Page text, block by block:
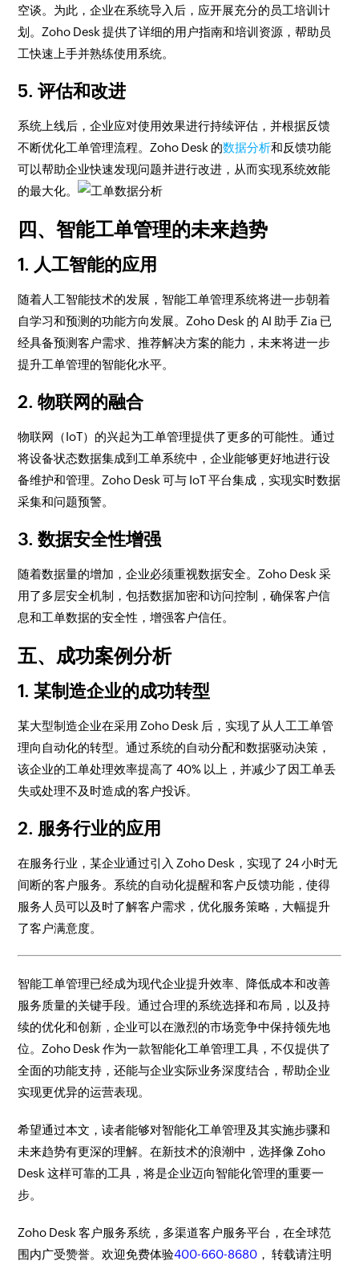
空谈。为此，企业在系统导入后，应开展充分的员工培训计
划。Zoho Desk 提供了详细的用户指南和培训资源，帮助员
工快速上手并熟练使用系统。
5. 评估和改进
系统上线后，企业应对使用效果进行持续评估，并根据反馈
不断优化工单管理流程。Zoho Desk 的数据分析和反馈功能
可以帮助企业快速发现问题并进行改进，从而实现系统效能
的最大化。
四、智能工单管理的未来趋势
1. 人工智能的应用
随着人工智能技术的发展，智能工单管理系统将进一步朝着
自学习和预测的功能方向发展。Zoho Desk 的 AI 助手 Zia 已
经具备预测客户需求、推荐解决方案的能力，未来将进一步
提升工单管理的智能化水平。
2. 物联网的融合
物联网（IoT）的兴起为工单管理提供了更多的可能性。通过
将设备状态数据集成到工单系统中，企业能够更好地进行设
备维护和管理。Zoho Desk 可与 IoT 平台集成，实现实时数据
采集和问题预警。
3. 数据安全性增强
随着数据量的增加，企业必须重视数据安全。Zoho Desk 采
用了多层安全机制，包括数据加密和访问控制，确保客户信
息和工单数据的安全性，增强客户信任。
五、成功案例分析
1. 某制造企业的成功转型
某大型制造企业在采用 Zoho Desk 后，实现了从人工工单管
理向自动化的转型。通过系统的自动分配和数据驱动决策，
该企业的工单处理效率提高了 40% 以上，并减少了因工单丢
失或处理不及时造成的客户投诉。
2. 服务行业的应用
在服务行业，某企业通过引入 Zoho Desk，实现了 24 小时无
间断的客户服务。系统的自动化提醒和客户反馈功能，使得
服务人员可以及时了解客户需求，优化服务策略，大幅提升
了客户满意度。
智能工单管理已经成为现代企业提升效率、降低成本和改善
服务质量的关键手段。通过合理的系统选择和布局，以及持
续的优化和创新，企业可以在激烈的市场竞争中保持领先地
位。Zoho Desk 作为一款智能化工单管理工具，不仅提供了
全面的功能支持，还能与企业实际业务深度结合，帮助企业
实现更优异的运营表现。
希望通过本文，读者能够对智能化工单管理及其实施步骤和
未来趋势有更深的理解。在新技术的浪潮中，选择像 Zoho
Desk 这样可靠的工具，将是企业迈向智能化管理的重要一
步。
Zoho Desk 客户服务系统，多渠道客户服务平台，在全球范
围内广受赞誉。欢迎免费体验400-660-8680 ， 转载请注明